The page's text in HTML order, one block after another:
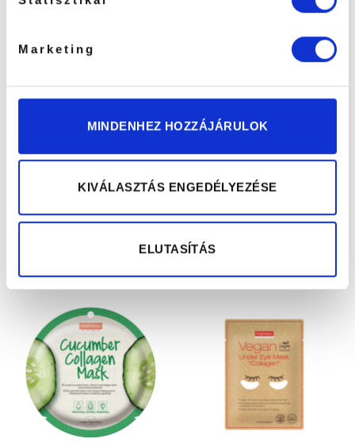
Marketing
MINDENHEZ HOZZÁJÁRULOK
KIVÁLASZTÁS ENGEDÉLYEZÉSE
ELUTASÍTÁS
590Ft
Ajakmaszk
1990Ft
KOSÁRBA TESZEM